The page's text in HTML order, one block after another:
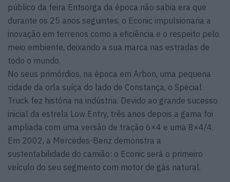
público da feira Entsorga da época não sabia era que
durante os 25 anos seguintes, o Econic impulsionaria a
inovação em terrenos como a eficiência e o respeito pelo
meio embiente, deixando a sua marca nas estradas de
todo o mundo.
No seus primórdios, na época em Arbon, uma pequena
cidade da orla suíça do lado de Constança, o Special
Truck fez história na indústria. Devido ao grande sucesso
inicial da estrela Low Entry, três anos depois a gama foi
ampliada com uma versão de tração 6×4 e uma 8×4/4.
Em 2002, a Mercedes-Benz demonstra a
sustentabilidade do camião: o Econic será o primeiro
veículo do seu segmento com motor de gás natural.